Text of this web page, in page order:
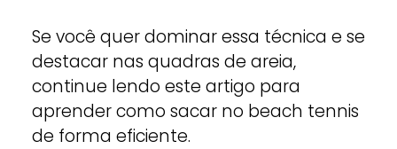
Se você quer dominar essa técnica e se
destacar nas quadras de areia,
continue lendo este artigo para
aprender como sacar no beach tennis
de forma eficiente.